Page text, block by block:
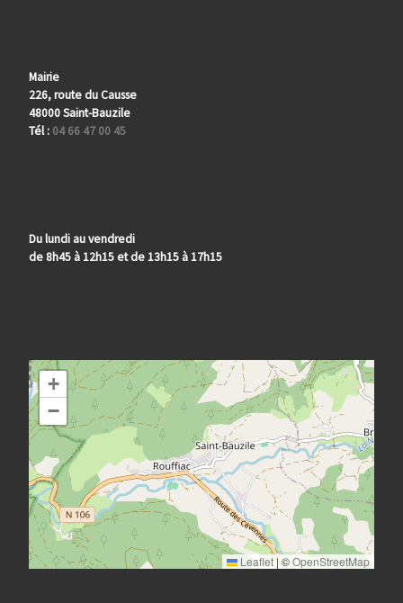
Mairie
226, route du Causse
48000 Saint-Bauzile
Tél : 04 66 47 00 45
Du lundi au vendredi
de 8h45 à 12h15 et de 13h15 à 17h15
+
−
Leaflet |©OpenStreetMap